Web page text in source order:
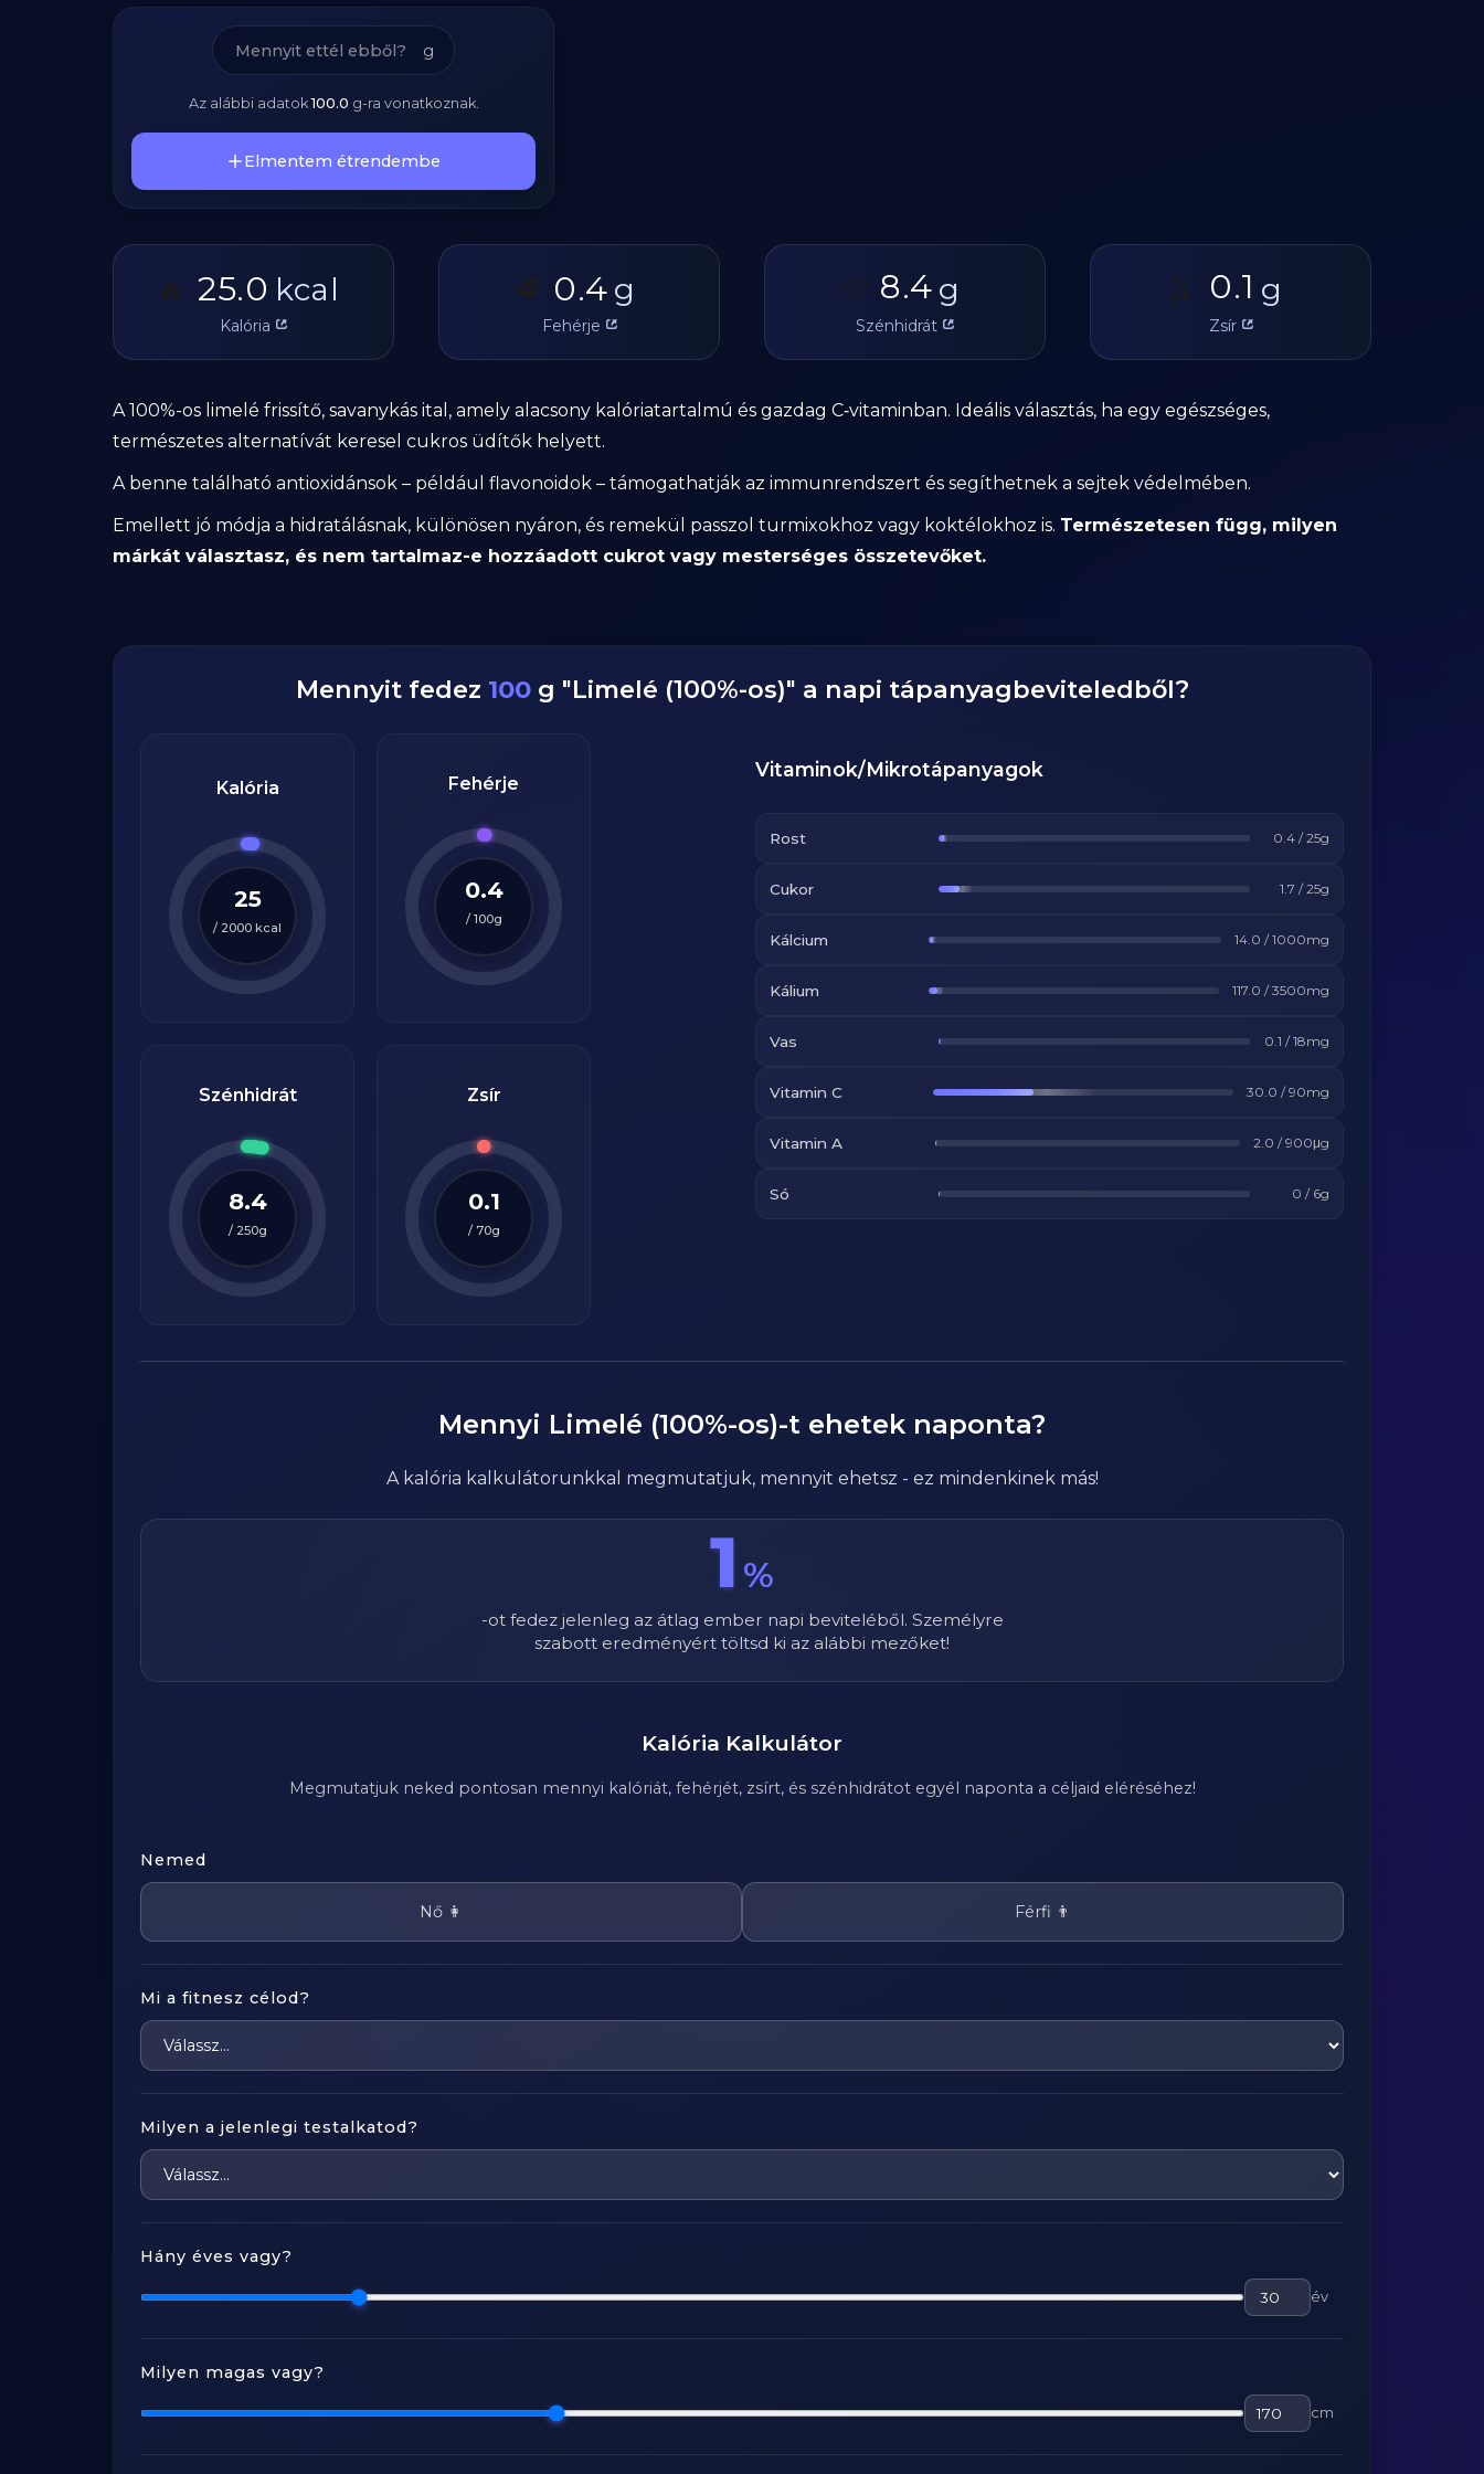
g
Az alábbi adatok100.0 g-ra vonatkoznak.
Elmentem étrendembe
🔥 25.0 kcal
Kalória
🥩 0.4 g
Fehérje
🥔 8.4 g
Szénhidrát
🫒 0.1 g
Zsír
A 100%-os limelé frissítő, savanykás ital, amely alacsony kalóriatartalmú és gazdag C‑vitaminban. Ideális választás, ha egy egészséges,
természetes alternatívát keresel cukros üdítők helyett.
A benne található antioxidánsok – például flavonoidok – támogathatják az immunrendszert és segíthetnek a sejtek védelmében.
Emellett jó módja a hidratálásnak, különösen nyáron, és remekül passzol turmixokhoz vagy koktélokhoz is. Természetesen függ, milyen
márkát választasz, és nem tartalmaz-e hozzáadott cukrot vagy mesterséges összetevőket.
Mennyit fedez 100 g "Limelé (100%-os)" a napi tápanyagbeviteledből?
Kalória
25
/ 2000 kcal
Fehérje
0.4
/100g
Szénhidrát
8.4
/ 250g
Zsír
0.1
/70g
Vitaminok/Mikrotápanyagok
Rost 0.4 /25g
Cukor 1.7 /25g
Kálcium 14.0 /1000mg
Kálium 117.0 /3500mg
Vas 0.1 /18mg
Vitamin C 30.0 /90mg
Vitamin A 2.0 /900μg
Só 0 / 6g
Mennyi Limelé (100%-os)-t ehetek naponta?
A kalória kalkulátorunkkal megmutatjuk, mennyit ehetsz - ez mindenkinek más!
1 %
-ot fedez jelenleg az átlag ember napi beviteléből. Személyre
szabott eredményért töltsd ki az alábbi mezőket!
Kalória Kalkulátor
Megmutatjuk neked pontosan mennyi kalóriát, fehérjét, zsírt, és szénhidrátot egyél naponta a céljaid eléréséhez!
Nemed
Nő 👩 Férfi 👨
Mi a fitnesz célod?
Milyen a jelenlegi testalkatod?
Hány éves vagy?
év
Milyen magas vagy?
cm